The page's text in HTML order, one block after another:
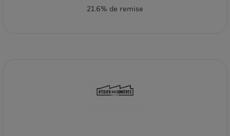
21.6% de remise